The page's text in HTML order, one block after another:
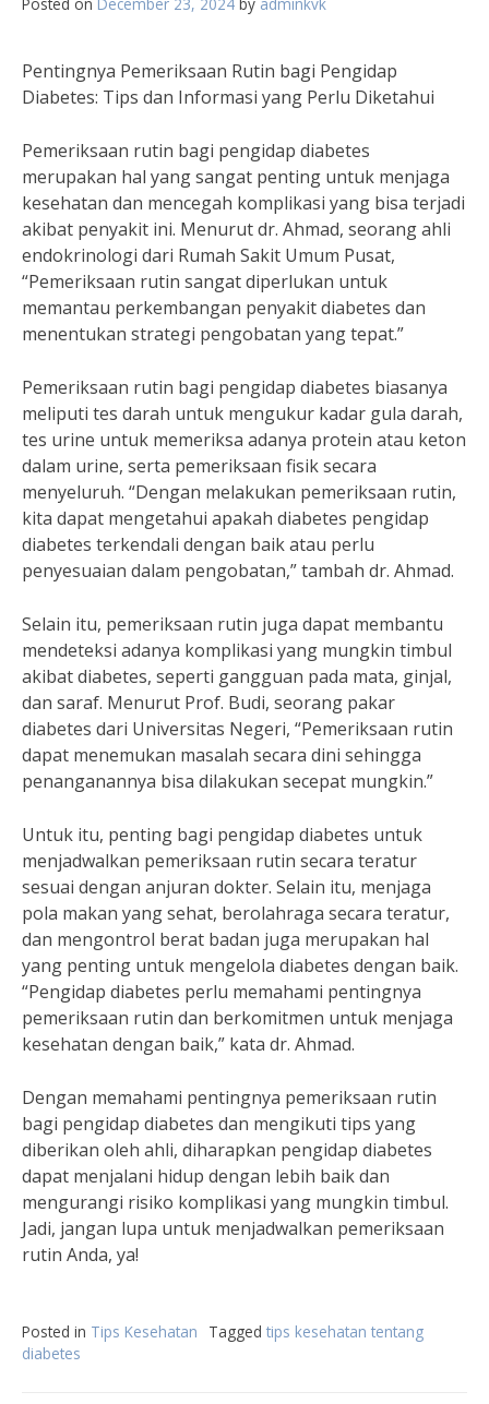
Pentingnya Pemeriksaan Rutin bagi Pengidap
Diabetes: Tips dan Informasi yang Perlu Diketahui
Pemeriksaan rutin bagi pengidap diabetes
merupakan hal yang sangat penting untuk menjaga
kesehatan dan mencegah komplikasi yang bisa terjadi
akibat penyakit ini. Menurut dr. Ahmad, seorang ahli
endokrinologi dari Rumah Sakit Umum Pusat,
“Pemeriksaan rutin sangat diperlukan untuk
memantau perkembangan penyakit diabetes dan
menentukan strategi pengobatan yang tepat.”
Pemeriksaan rutin bagi pengidap diabetes biasanya
meliputi tes darah untuk mengukur kadar gula darah,
tes urine untuk memeriksa adanya protein atau keton
dalam urine, serta pemeriksaan fisik secara
menyeluruh. “Dengan melakukan pemeriksaan rutin,
kita dapat mengetahui apakah diabetes pengidap
diabetes terkendali dengan baik atau perlu
penyesuaian dalam pengobatan,” tambah dr. Ahmad.
Selain itu, pemeriksaan rutin juga dapat membantu
mendeteksi adanya komplikasi yang mungkin timbul
akibat diabetes, seperti gangguan pada mata, ginjal,
dan saraf. Menurut Prof. Budi, seorang pakar
diabetes dari Universitas Negeri, “Pemeriksaan rutin
dapat menemukan masalah secara dini sehingga
penanganannya bisa dilakukan secepat mungkin.”
Untuk itu, penting bagi pengidap diabetes untuk
menjadwalkan pemeriksaan rutin secara teratur
sesuai dengan anjuran dokter. Selain itu, menjaga
pola makan yang sehat, berolahraga secara teratur,
dan mengontrol berat badan juga merupakan hal
yang penting untuk mengelola diabetes dengan baik.
“Pengidap diabetes perlu memahami pentingnya
pemeriksaan rutin dan berkomitmen untuk menjaga
kesehatan dengan baik,” kata dr. Ahmad.
Dengan memahami pentingnya pemeriksaan rutin
bagi pengidap diabetes dan mengikuti tips yang
diberikan oleh ahli, diharapkan pengidap diabetes
dapat menjalani hidup dengan lebih baik dan
mengurangi risiko komplikasi yang mungkin timbul.
Jadi, jangan lupa untuk menjadwalkan pemeriksaan
rutin Anda, ya!
Posted in Tips Kesehatan Tagged tips kesehatan tentang
diabetes